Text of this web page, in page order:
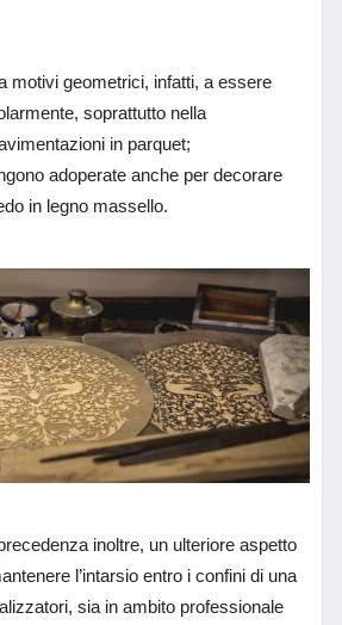
motivi geometrici, infatti, a essere
soprattutto nella
in parquet;
adoperate anche per decorare
in legno massello.
inoltre, un ulteriore aspetto
l’intarsio entro i confini di una
sia in ambito professionale